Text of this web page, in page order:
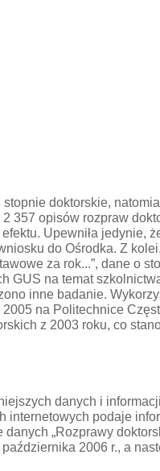
doktorskie,
357 opisów rozpraw
Upewniła
do Ośrodka. Z
za rok...”, dane o
GUS na temat
inne badanie.
na Politechnice
z 2003 roku, co
danych i
podaje
„Rozprawy
2006 r., a